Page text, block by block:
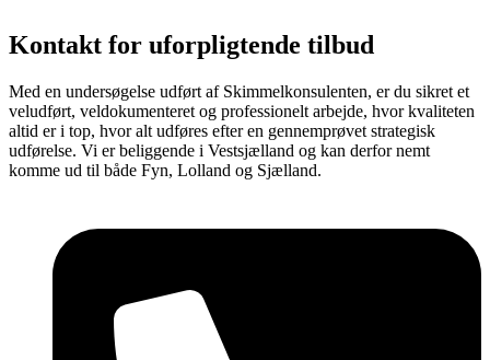
Kontakt for uforpligtende tilbud
Med en undersøgelse udført af Skimmelkonsulenten, er du sikret et
veludført, veldokumenteret og professionelt arbejde, hvor kvaliteten
altid er i top, hvor alt udføres efter en gennemprøvet strategisk
udførelse. Vi er beliggende i Vestsjælland og kan derfor nemt
komme ud til både Fyn, Lolland og Sjælland.